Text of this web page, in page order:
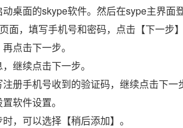
桌面的skype软件。然后在sype主界面
面，填写手机号和密码，点击【下一步】
点击下一步。
继续点击下一步。
册手机号收到的验证码，继续点击下一
软件设置。
，可以选择【稍后添加】。